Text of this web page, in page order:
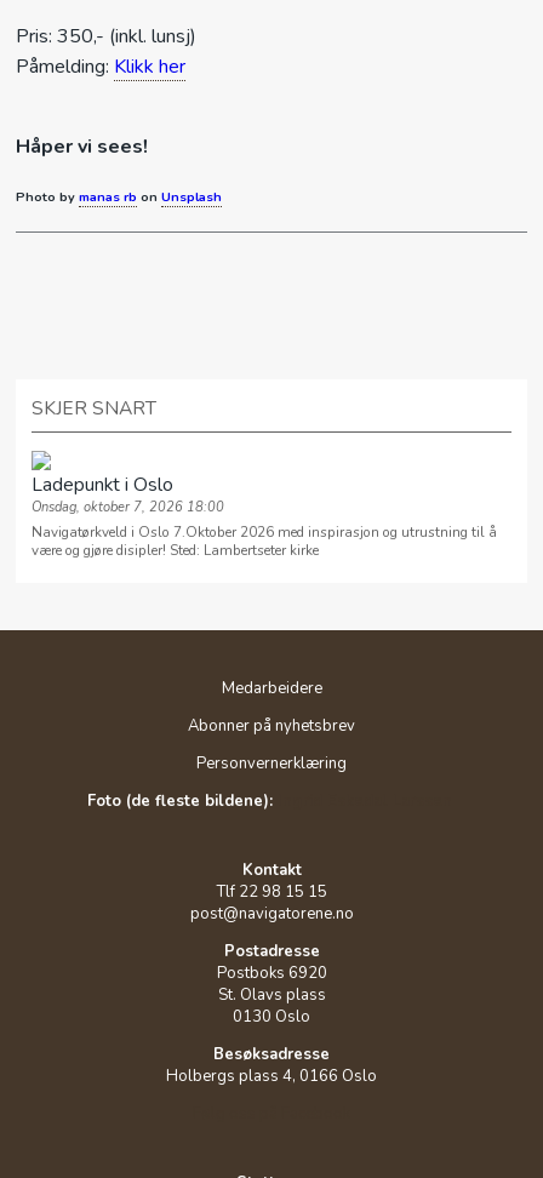
Pris: 350,- (inkl. lunsj)
Påmelding: Klikk her
Håper vi sees!
Photo by manas rb on Unsplash
SKJER SNART
Ladepunkt i Oslo
Onsdag, oktober 7, 2026 18:00
Navigatørkveld i Oslo 7.Oktober 2026 med inspirasjon og utrustning til å
være og gjøre disipler! Sted: Lambertseter kirke
Medarbeidere
Abonner på nyhetsbrev
Personvernerklæring
Foto (de fleste bildene):
Kontakt
Tlf 22 98 15 15
post@navigatorene.no
Postadresse
Postboks 6920
St. Olavs plass
0130 Oslo
Besøksadresse
Holbergs plass 4, 0166 Oslo